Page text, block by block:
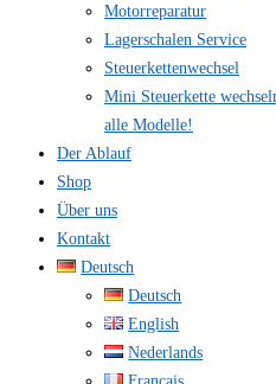
Motorreparatur
Lagerschalen Service
Steuerkettenwechsel
Mini Steuer­kette
alle Modelle!
Der Ablauf
Shop
Über uns
Kontakt
Deutsch
Deutsch
English
Nederlands